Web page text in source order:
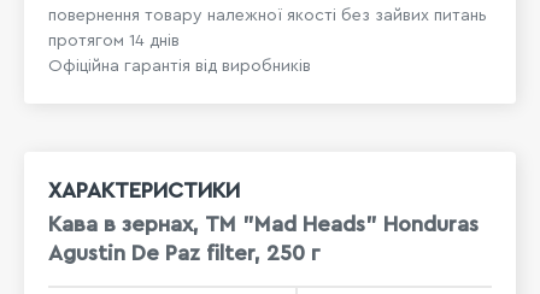
повернення товару належної якості без зайвих питань
протягом 14 днів
Офіційна гарантія від виробників
ХАРАКТЕРИСТИКИ
Кава в зернах, ТМ "Mad Heads" Honduras
Agustin De Paz filter, 250 г